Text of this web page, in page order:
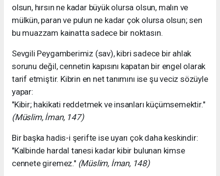
olsun, hırsın ne kadar büyük olursa olsun, malın ve
mülkün, paran ve pulun ne kadar çok olursa olsun; sen
bu muazzam kainatta sadece bir noktasın.
​Sevgili Peygamberimiz (sav), kibri sadece bir ahlak
sorunu değil, cennetin kapısını kapatan bir engel olarak
tarif etmiştir. Kibrin en net tanımını ise şu veciz sözüyle
yapar:
​"Kibir; hakikati reddetmek ve insanları küçümsemektir."
(Müslim, İman, 147)
​Bir başka hadis-i şerifte ise uyarı çok daha keskindir:
​"Kalbinde hardal tanesi kadar kibir bulunan kimse
cennete giremez." (Müslim, İman, 148)